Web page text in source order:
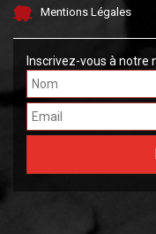
Mentions Légales
Inscrivez-vous à notre